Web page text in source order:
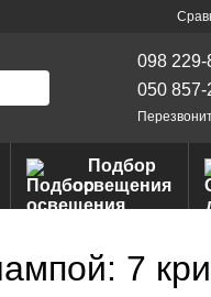
098 229-
050 857-
Подбор
освещения
7